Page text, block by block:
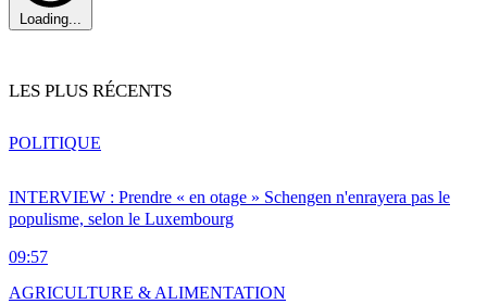
Loading...
LES PLUS RÉCENTS
INTERVIEW : Prendre « en otage » Schengen n'enrayera pas le
populisme, selon le Luxembourg
09:57
POLITIQUE
AGRICULTURE & ALIMENTATION